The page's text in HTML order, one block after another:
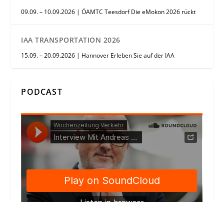
09.09. – 10.09.2026 | ÖAMTC Teesdorf Die eMokon 2026 rückt
IAA TRANSPORTATION 2026
15.09. – 20.09.2026 | Hannover Erleben Sie auf der IAA
PODCAST